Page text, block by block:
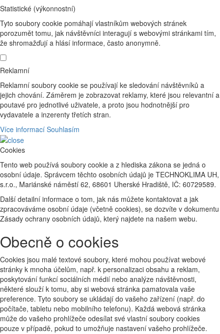
Statistické (výkonnostní)
Tyto soubory cookie pomáhají vlastníkům webových stránek
porozumět tomu, jak návštěvníci interagují s webovými stránkami tím,
že shromažďují a hlásí informace, často anonymně.
Reklamní
Reklamní soubory cookie se používají ke sledování návštěvníků a
jejich chování. Záměrem je zobrazovat reklamy, které jsou relevantní a
poutavé pro jednotlivé uživatele, a proto jsou hodnotnější pro
vydavatele a inzerenty třetích stran.
Více informací Souhlasím
Cookies
Tento web používá soubory cookie a z hlediska zákona se jedná o
osobní údaje. Správcem těchto osobních údajů je TECHNOKLIMA UH,
s.r.o., Mariánské náměstí 62, 68601 Uherské Hradiště, IČ: 60729589.
Další detailní informace o tom, jak nás můžete kontaktovat a jak
zpracováváme osobní údaje (včetně cookies), se dozvíte v dokumentu
Zásady ochrany osobních údajů, který najdete na našem webu.
Obecně o cookies
Cookies jsou malé textové soubory, které mohou používat webové
stránky k mnoha účelům, např. k personalizaci obsahu a reklam,
poskytování funkcí sociálních médií nebo analýze návštěvnosti,
některé slouží k tomu, aby si webová stránka pamatovala vaše
preference. Tyto soubory se ukládají do vašeho zařízení (např. do
počítače, tabletu nebo mobilního telefonu). Každá webová stránka
může do vašeho prohlížeče odesílat své vlastní soubory cookies
pouze v případě, pokud to umožňuje nastavení vašeho prohlížeče.